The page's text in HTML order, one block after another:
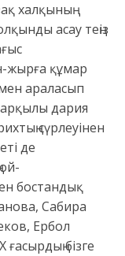
халқының
асау теңіз
жырға құмар
араласып
арқылы дария
сүрлеуінен
де
бостандық
Сабира
Ербол
ғасырдың бізге